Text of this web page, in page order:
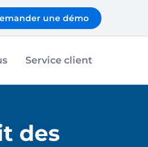
une démo
Service client
des